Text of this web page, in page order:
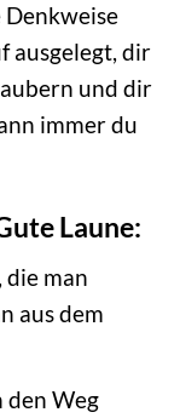
Denkweise
ausgelegt, dir
und dir
immer du
Laune:
die man
aus dem
den Weg